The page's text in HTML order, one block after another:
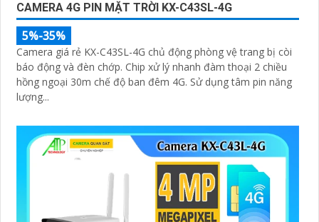
CAMERA 4G PIN MẶT TRỜI KX-C43SL-4G
5%-35%
Camera giá rẻ KX-C43SL-4G chủ động phòng vệ trang bị còi
báo động và đèn chớp. Chip xử lý nhanh đàm thoại 2 chiều
hồng ngoại 30m chế độ ban đêm 4G. Sử dụng tâm pin năng
lượng...